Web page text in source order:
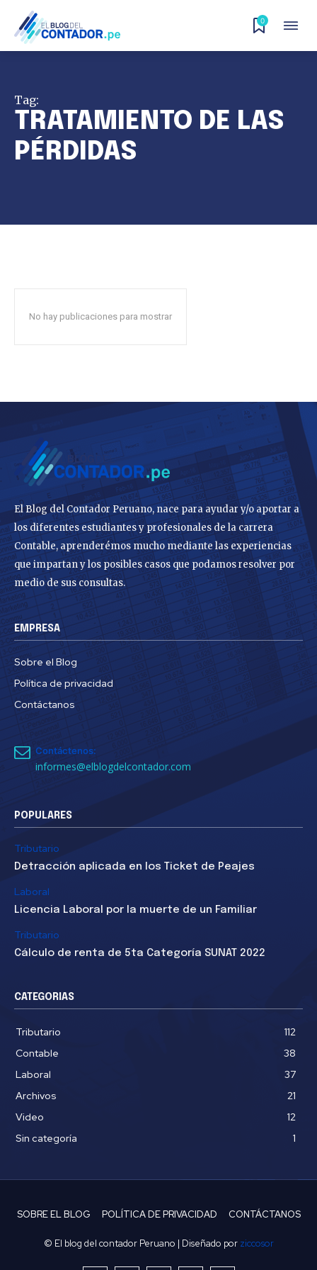
0
Tag:
TRATAMIENTO DE LAS
PÉRDIDAS
No hay publicaciones para mostrar
El Blog del Contador Peruano, nace para ayudar y/o aportar a
los diferentes estudiantes y profesionales de la carrera
Contable, aprenderémos mucho mediante las experiencias
que impartan y los posibles casos que podamos resolver por
medio de sus consultas.
EMPRESA
Sobre el Blog
Política de privacidad
Contáctanos
Contáctenos:
informes@elblogdelcontador.com
POPULARES
Tributario
Detracción aplicada en los Ticket de Peajes
Laboral
Licencia Laboral por la muerte de un Familiar
Tributario
Cálculo de renta de 5ta Categoría SUNAT 2022
CATEGORIAS
Tributario
112
Contable
38
Laboral
37
Archivos
21
Video
12
Sin categoría
1
SOBRE EL BLOG POLÍTICA DE PRIVACIDAD CONTÁCTANOS
© El blog del contador Peruano | Diseñado por ziccosor